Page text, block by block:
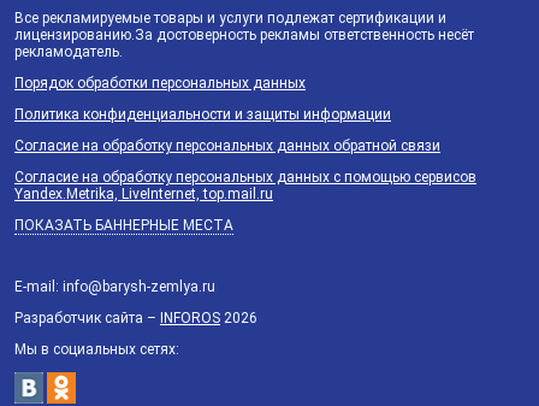
Все рекламируемые товары и услуги подлежат сертификации и
лицензированию.За достоверность рекламы ответственность несёт
рекламодатель.
Порядок обработки персональных данных
Политика конфиденциальности и защиты информации
Согласие на обработку персональных данных обратной связи
Согласие на обработку персональных данных с помощью сервисов
Yandex.Metrika, LiveInternet, top.mail.ru
ПОКАЗАТЬ БАННЕРНЫЕ МЕСТА
E-mail: info@barysh-zemlya.ru
Разработчик сайта – INFOROS 2026
Мы в социальных сетях: